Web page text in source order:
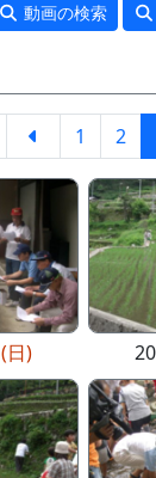
動画の検索
1 2
(日)